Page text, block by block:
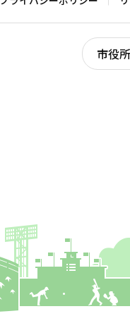
市役